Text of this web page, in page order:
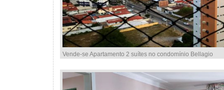
Vende-se Apartamento 2 suítes no condomínio Bellagio